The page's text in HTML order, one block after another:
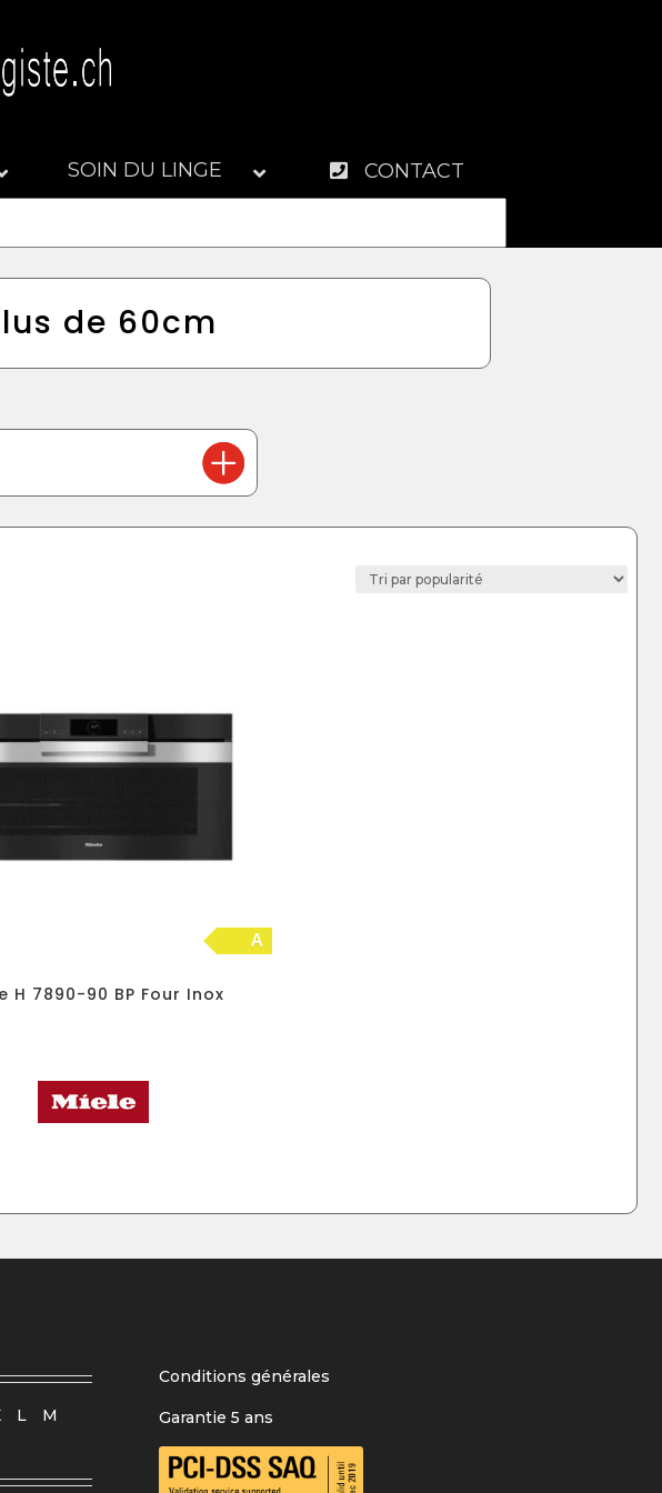
SOIN DU LINGE CONTACT
de 60cm
A
H 7890-90 BP Four Inox
L
M
Conditions générales
Garantie 5 ans